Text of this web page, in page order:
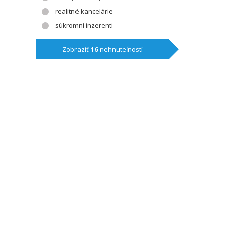
realitné kancelárie
súkromní inzerenti
Zobraziť16nehnuteľností